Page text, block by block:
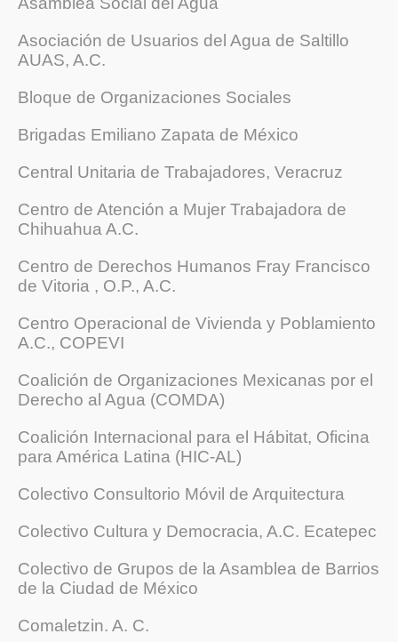
Asociación de Usuarios del Agua de Saltillo
AUAS, A.C.
Bloque de Organizaciones Sociales
Brigadas Emiliano Zapata de México
Central Unitaria de Trabajadores, Veracruz
Centro de Atención a Mujer Trabajadora de
Chihuahua A.C.
Centro de Derechos Humanos Fray Francisco
de Vitoria , O.P., A.C.
Centro Operacional de Vivienda y Poblamiento
A.C., COPEVI
Coalición de Organizaciones Mexicanas por el
Derecho al Agua (COMDA)
Coalición Internacional para el Hábitat, Oficina
para América Latina (HIC-AL)
Colectivo Consultorio Móvil de Arquitectura
Colectivo Cultura y Democracia, A.C. Ecatepec
Colectivo de Grupos de la Asamblea de Barrios
de la Ciudad de México
Comaletzin. A. C.